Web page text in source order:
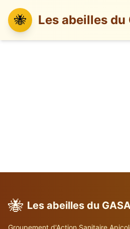
🐝 Les abeilles du
🐝 Les abeilles du
Groupement d'Action Sanitaire